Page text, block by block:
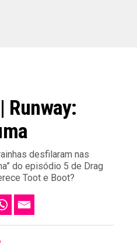
Runway:
desfilaram nas
do episódio 5 de Drag
Toot e Boot?